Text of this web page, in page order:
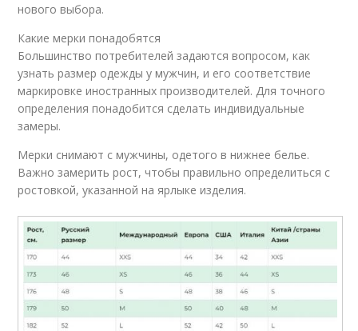
нового выбора.
Какие мерки понадобятся
Большинство потребителей задаются вопросом, как
узнать размер одежды у мужчин, и его соответствие
маркировке иностранных производителей. Для точного
определения понадобится сделать индивидуальные
замеры.
Мерки снимают с мужчины, одетого в нижнее белье.
Важно замерить рост, чтобы правильно определиться с
ростовкой, указанной на ярлыке изделия.